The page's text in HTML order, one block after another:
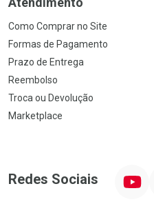
Como Comprar no Site
Formas de Pagamento
Prazo de Entrega
Reembolso
Troca ou Devolução
Marketplace
Redes Sociais